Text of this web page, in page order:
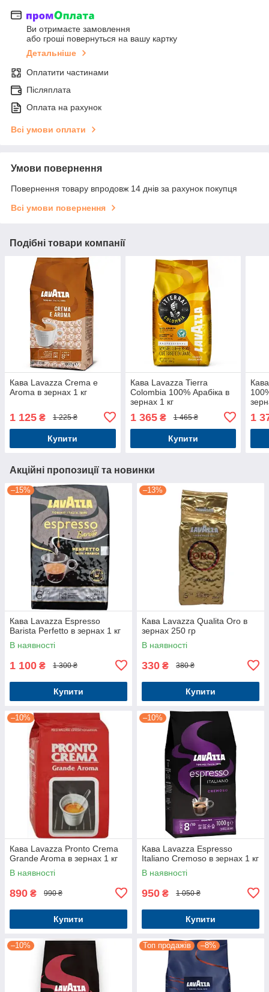
Ви отримаєте замовлення
або гроші повернуться на вашу картку
Детальніше
Оплатити частинами
Післяплата
Оплата на рахунок
Всі умови оплати
Умови повернення
Повернення товару впродовж 14 днів за рахунок покупця
Всі умови повернення
Подібні товари компанії
Кава Lavazza Crema e
Aroma в зернах 1 кг
1 125 ₴ 1 225 ₴
Купити
Кава Lavazza Tierra
Colombia 100% Арабіка в
зернах 1 кг
1 365₴ 1 465 ₴
Купити
1
Акційні пропозиції та новинки
–15%
Кава Lavazza Espresso
Barista Perfetto в зернах 1 кг
В наявності
1 100 ₴ 1 300 ₴
Купити
–13%
Кава Lavazza Qualita Oro в
зернах 250 гр
В наявності
330 ₴ 380 ₴
Купити
–10%
Кава Lavazza Pronto Crema
Grande Aroma в зернах 1 кг
В наявності
890 ₴ 990 ₴
Купити
–10%
Кава Lavazza Espresso
Italiano Cremoso в зернах 1 кг
В наявності
950 ₴ 1 050 ₴
Купити
–10% Топ продажів –8%